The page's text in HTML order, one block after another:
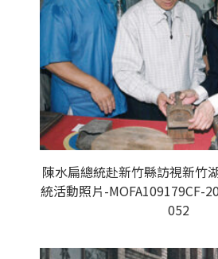
陳水扁總統赴新竹縣訪視新竹
統活動照片-MOFA109179CF-
052